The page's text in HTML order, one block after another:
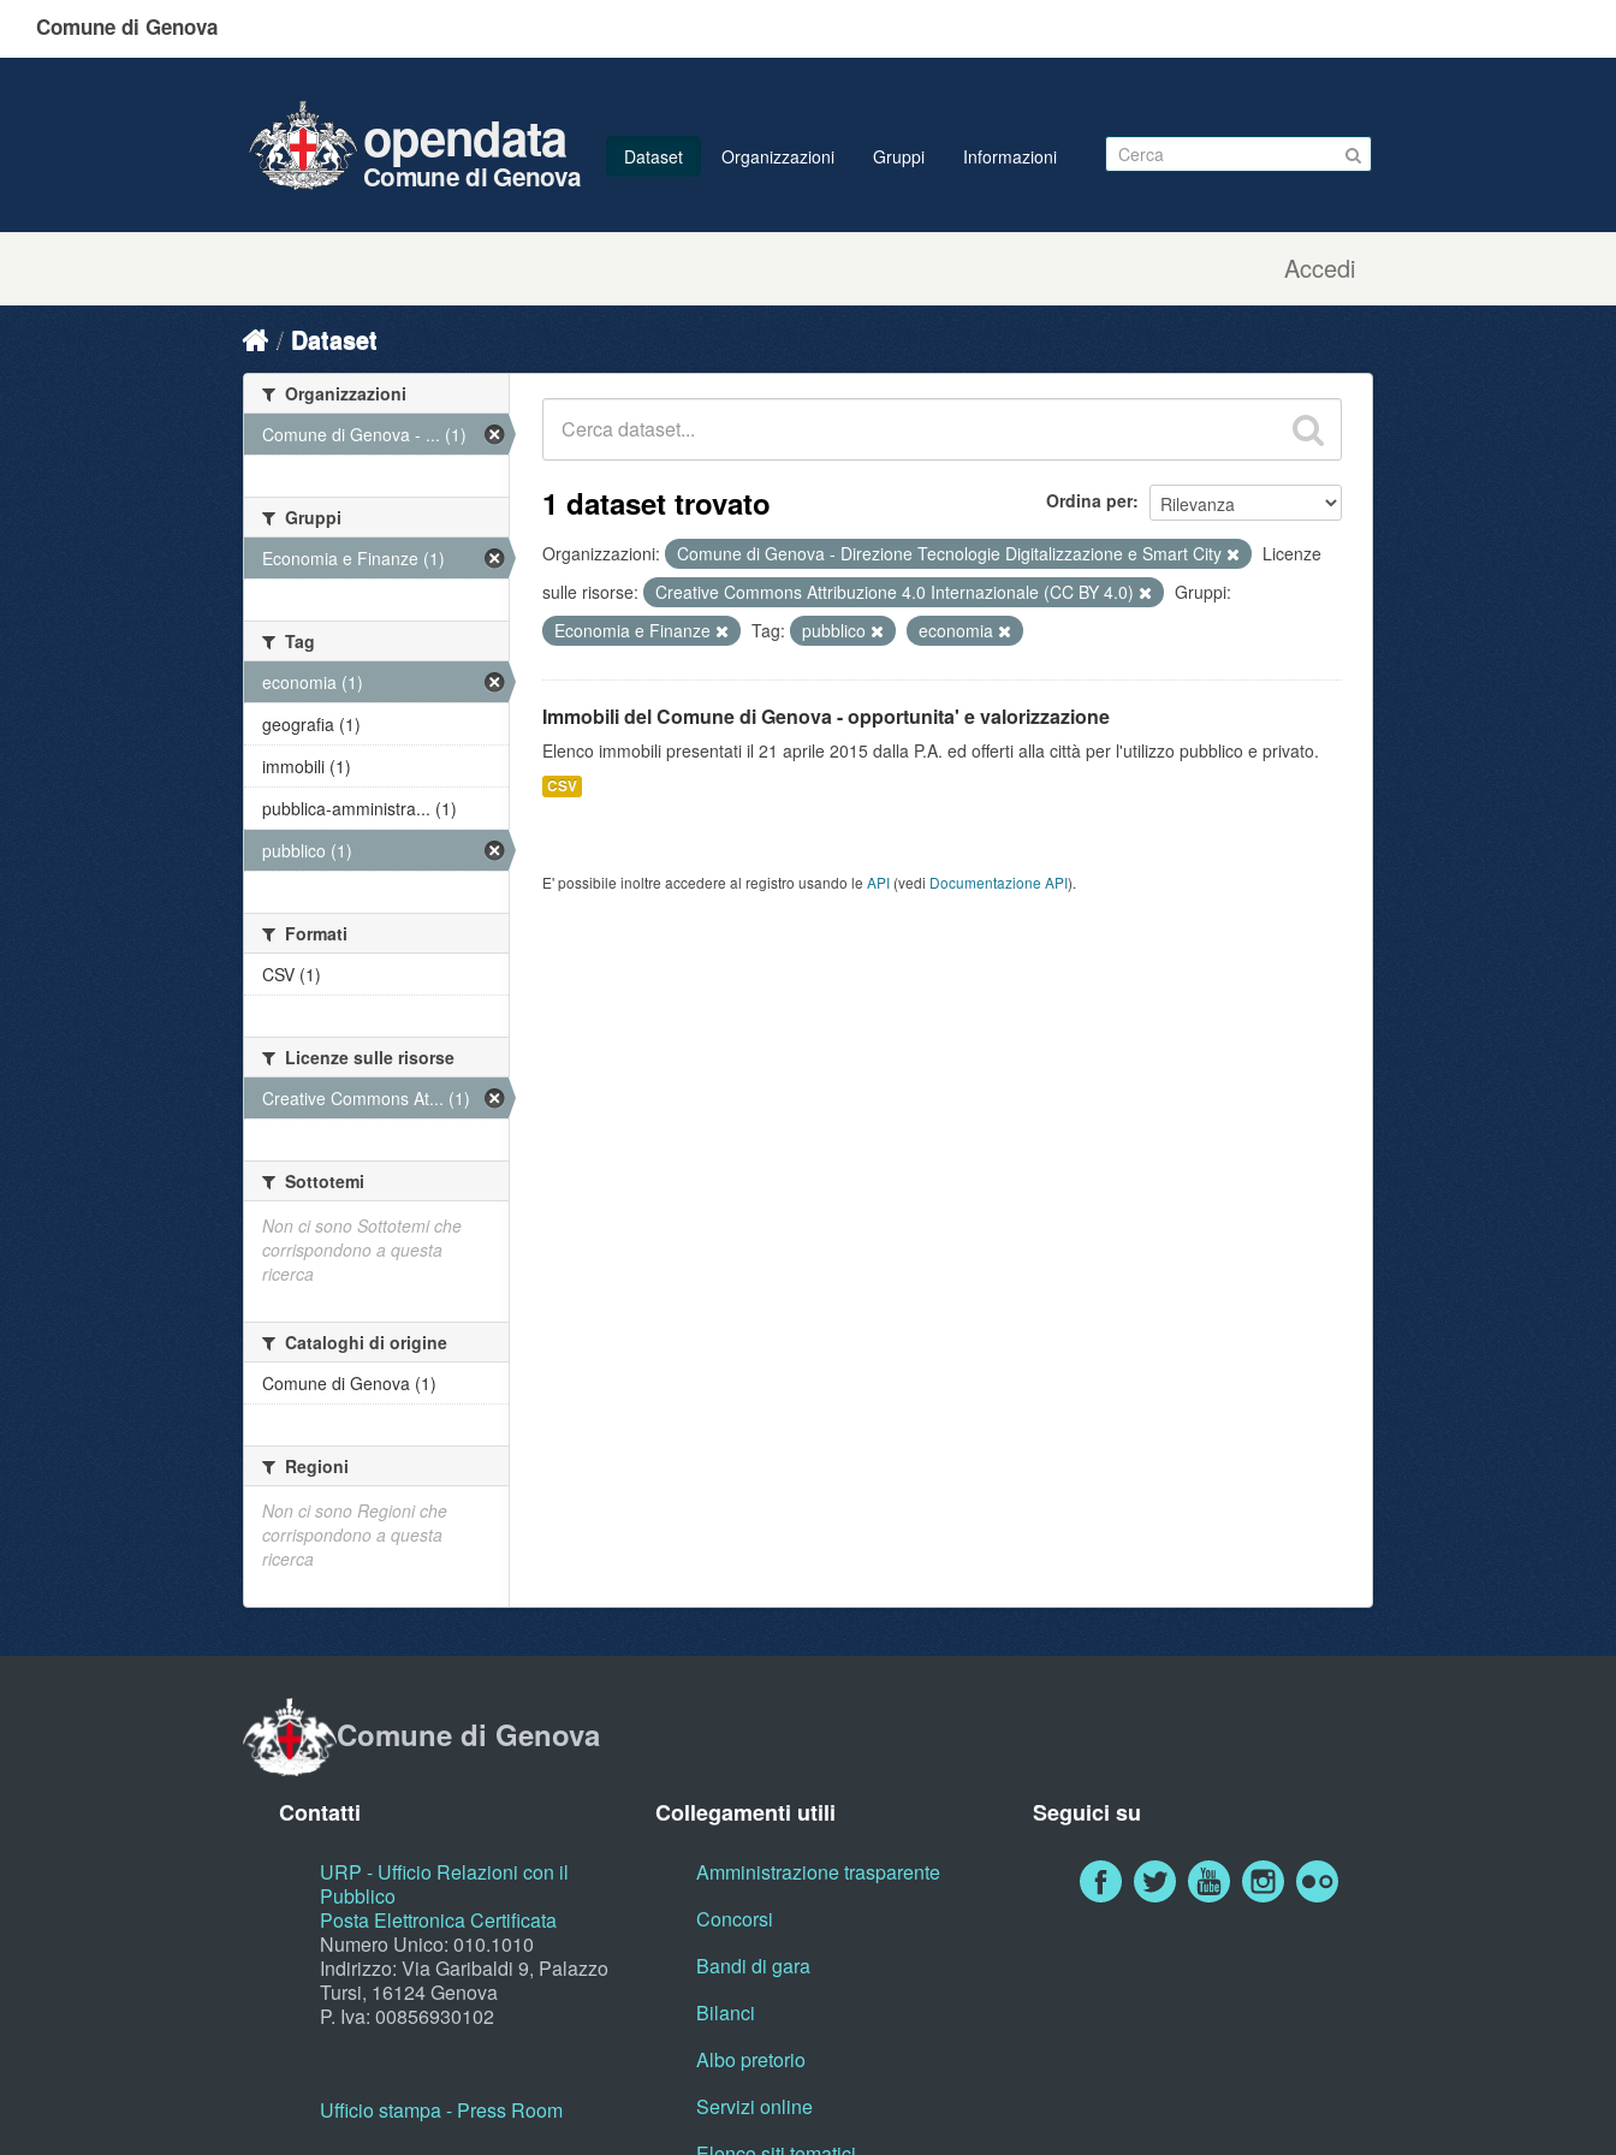
Comune di Genova
Accedi
opendata
Comune di Genova
Dataset Organizzazioni Gruppi Informazioni
Dataset
Ordina per
1 dataset trovato
Organizzazioni: Comune di Genova - Direzione Tecnologie Digitalizzazione e Smart City
Licenze
sulle risorse:
Creative Commons Attribuzione 4.0 Internazionale (CC BY 4.0)
Gruppi:
Economia e Finanze
Tag: pubblico economia
Immobili del Comune di Genova - opportunita' e valorizzazione
Elenco immobili presentati il 21 aprile 2015 dalla P.A. ed offerti alla città per l'utilizzo pubblico e privato.
CSV
E' possibile inoltre accedere al registro usando le API (vedi Documentazione API).
Organizzazioni
Comune di Genova - ... (1)
Gruppi
Economia e Finanze (1)
Tag
economia (1)
geografia (1)
immobili (1)
pubblica-amministra... (1)
pubblico (1)
Formati
CSV (1)
Licenze sulle risorse
Creative Commons At... (1)
Sottotemi
Non ci sono Sottotemi che
corrispondono a questa
ricerca
Cataloghi di origine
Comune di Genova (1)
Regioni
Non ci sono Regioni che
corrispondono a questa
ricerca
Comune di Genova
Contatti
URP - Ufficio Relazioni con il
Pubblico
Posta Elettronica Certificata
Numero Unico: 010.1010
Indirizzo: Via Garibaldi 9, Palazzo
Tursi, 16124 Genova
P. Iva: 00856930102
Ufficio stampa - Press Room
Collegamenti utili
Amministrazione trasparente
Concorsi
Bandi di gara
Bilanci
Albo pretorio
Servizi online
Seguici su